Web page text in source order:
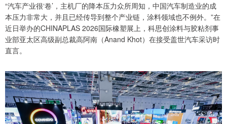
“汽车产业很‘卷’，主机厂的降本压力众所周知，中国汽车制造业的成
本压力非常大，并且已经传导到整个产业链，涂料领域也不例外。”在
近日举办的CHINAPLAS 2026国际橡塑展上，科思创涂料与胶粘剂事
业部亚太区高级副总裁高阿南（Anand Khot）在接受盖世汽车采访时
直言。